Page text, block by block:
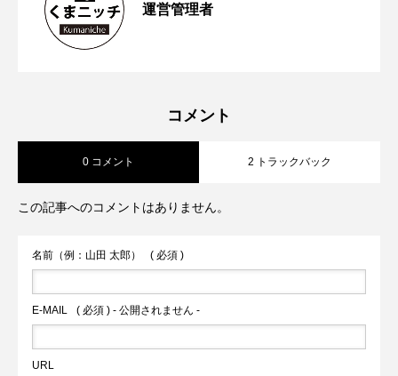
運営管理者
2023.06.26
プン前倒しへ 山都町の通潤橋が熊本県
対話式ＡＩ ＣｈａｔＧＰＴの実証実験
を申請へ
コメント
0 コメント 2 トラックバック
この記事へのコメントはありません。
名前（例：山田 太郎） ( 必須 )
E-MAIL ( 必須 ) - 公開されません -
URL